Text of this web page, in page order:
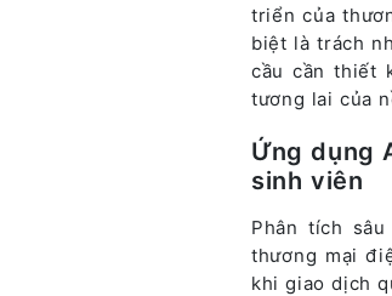
triển của
biệt là trách
cầu cần thiết
tương lai của
Ứng dụng
sinh viên
Phân tích
thương mại
khi giao dịch